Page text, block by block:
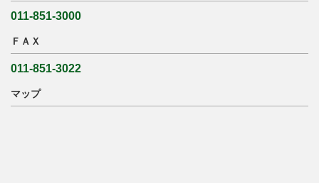
011-851-3000
ＦＡＸ
011-851-3022
マップ